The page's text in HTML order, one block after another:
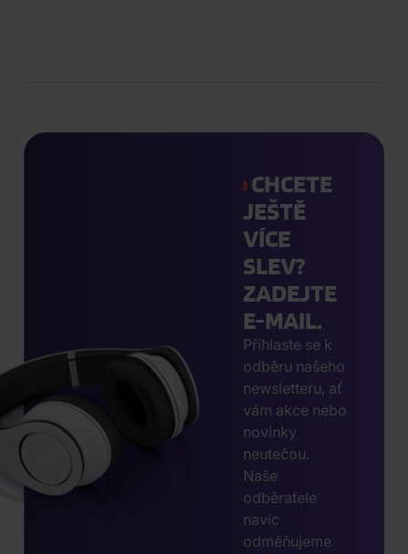
CHCETE
JEŠTĚ
VÍCE
SLEV?
ZADEJTE
E-MAIL.
Přihlaste se k
odběru našeho
newsletteru, ať
vám akce nebo
novinky
neutečou.
Naše
odběratele
navíc
odměňujeme